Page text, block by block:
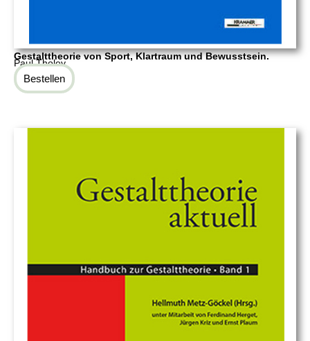
Gestalttheorie von Sport, Klartraum und Bewusstsein.
Paul Tholey
Bestellen